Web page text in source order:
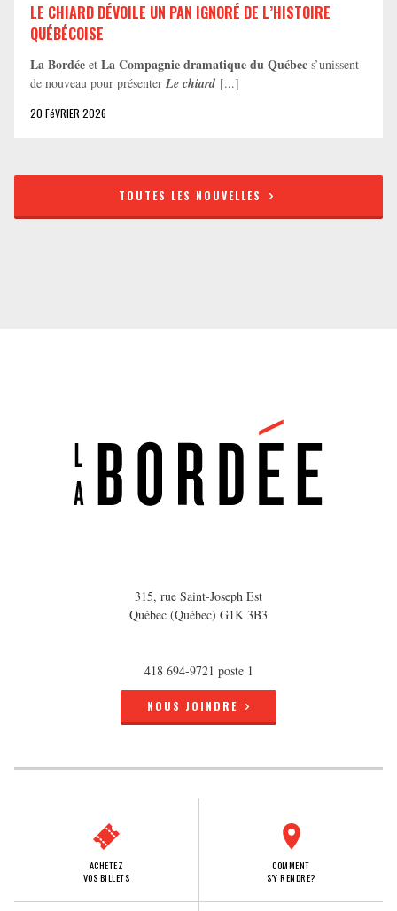
LE CHIARD DÉVOILE UN PAN IGNORÉ DE L’HISTOIRE
QUÉBÉCOISE
La Bordée et La Compagnie dramatique du Québec s’unissent
de nouveau pour présenter Le chiard [...]
20 FéVRIER 2026
TOUTES LES NOUVELLES
315, rue Saint-Joseph Est
Québec (Québec) G1K 3B3
418 694-9721 poste 1
NOUS JOINDRE
ACHETEZ
VOS BILLETS
COMMENT
S'Y RENDRE?